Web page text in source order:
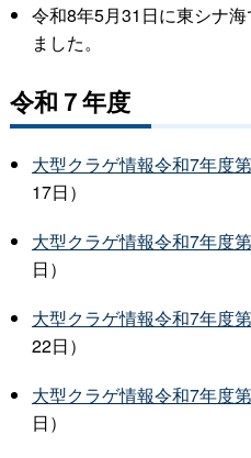
令和8年5月31日に東シナ
ました。
令和７年度
大型クラゲ情報令和7年度
17日）
大型クラゲ情報令和7年度
日）
大型クラゲ情報令和7年度
22日）
大型クラゲ情報令和7年度
日）